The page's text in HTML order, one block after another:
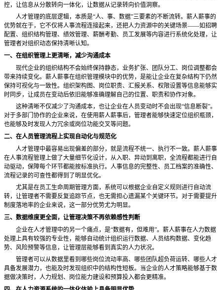
控，让信息从分散转向一体化，让数据从记录转向价值洞察。
人才管理的底层逻辑，本质是“人、事、数据”三要素的不断流转。薪人薪事的
优势就在于，它不仅将人事流程连接起来，还把人力资源中的关键场景——如招聘
配置、组织结构管理、绩效管理、薪酬考勤、员工发展等内容进行系统化处理，让
管理者对组织动态保持清晰认知。
一、在组织管理上更清晰，减少沟通成本
现代企业的组织结构不会始终保持静态，业务扩张、团队分工、岗位调整都会
带来持续变化。薪人薪事在组织管理模块中的优势，是能让企业在复杂结构下仍然
保持可视化与一致性。组织架构图、岗位职责、汇报关系、权限设置等信息能够实
时同步，让成员在变动后依旧能够准确理解自己的位置、职责和协作对象。
这种清晰不仅减少了沟通成本，也让企业在人员变动时不会出现“信息断裂”。
对于多部门协作的企业来说，在使用薪人薪事后，管理者能够快速定位组织瓶颈，
也能够及时发现人力冗余或岗位功能交叉等问题。
二、在人员管理流程上实现自动化与规范化
人才管理中最容易出现偏差的部分，就是流程不统一、执行不一致。薪人薪事
在人事流程管理上做了大量细节化设计，从入职、异动到离职，全流程都能进行自
动驱动，保障每个环节都能按标准执行。人事信息的完整性、员工档案的准确性、
流程记录的可查性都得到了明显优化。
尤其是在员工生命周期管理方面，系统可以根据企业自定义规则进行自动流
转，让管理者不需要反复追踪节点，也无需担心遗漏某个关键环节。对于需要提升
制度落地率的企业来说，这一部分优势尤为明显。
三、数据维度更全面，让管理决策不再依赖感性判断
企业在人才管理中的另一个痛点，是“数据有，但难用”。薪人薪事在人力数据
处理上具有较强的专业性，能够自动统计组织运行数据、人员结构数据、变化趋
势、风险预警等信息，让管理层能够看到真实的人力状况。
管理者可以从数据里看到哪些岗位流动率高、哪些团队超负荷运转、哪些人才
具备发展潜力，也能及时发现组织中的结构性短板。当企业的人才策略能够基于数
据做决策时，人力规划、岗位能力建设和预算投入都会更精准。